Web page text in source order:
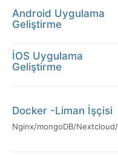
Android Uygulama
Geliştirme
İOS Uygulama
Geliştirme
Docker -Liman İşçisi
Nginx/mongoDB/